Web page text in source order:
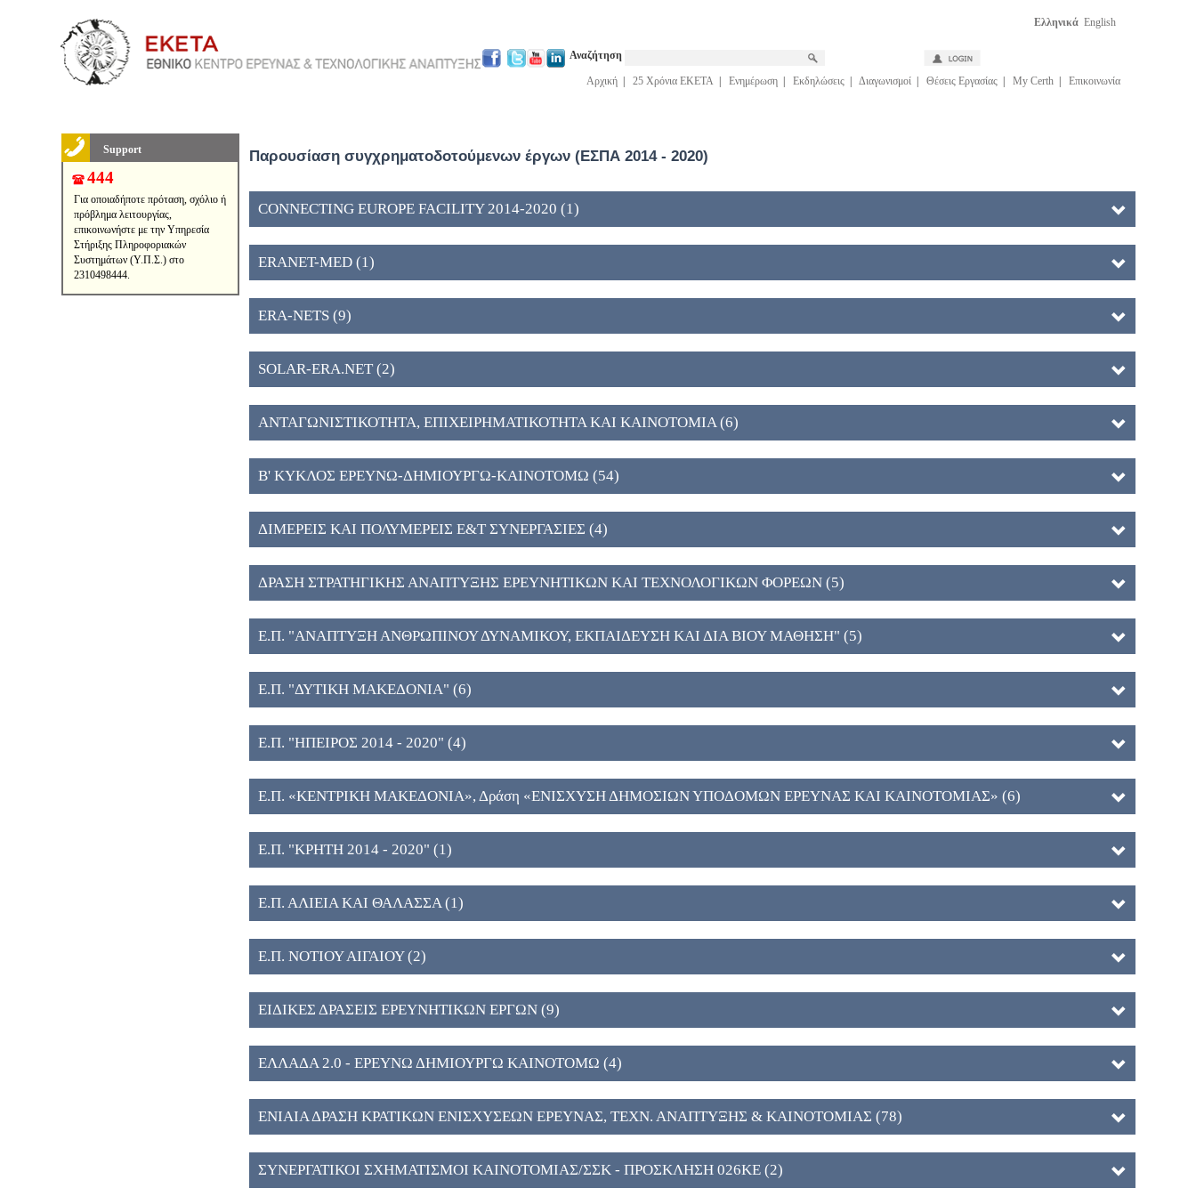
Ελληνικά English
Αναζήτηση
Αρχική| 25 Χρόνια ΕΚΕΤΑ| Ενημέρωση| Εκδηλώσεις| Διαγωνισμοί| Θέσεις Εργασίας| My Certh| Επικοινωνία
Support
444
Για οποιαδήποτε πρόταση, σχόλιο ή
πρόβλημα λειτουργίας,
επικοινωνήστε με την Υπηρεσία
Στήριξης Πληροφοριακών
Συστημάτων (Υ.Π.Σ.) στο
2310498444.
Παρουσίαση συγχρηματοδοτούμενων έργων (ΕΣΠΑ 2014 - 2020)
CONNECTING EUROPE FACILITY 2014-2020 (1)
ERANET-MED (1)
ERA-NETS (9)
SOLAR-ERA.NET (2)
ΑΝΤΑΓΩΝΙΣΤΙΚΟΤΗΤΑ, ΕΠΙΧΕΙΡΗΜΑΤΙΚΟΤΗΤΑ ΚΑΙ ΚΑΙΝΟΤΟΜΙΑ (6)
Β' ΚΥΚΛΟΣ ΕΡΕΥΝΩ-ΔΗΜΙΟΥΡΓΩ-ΚΑΙΝΟΤΟΜΩ (54)
ΔΙΜΕΡΕΙΣ ΚΑΙ ΠΟΛΥΜΕΡΕΙΣ Ε&Τ ΣΥΝΕΡΓΑΣΙΕΣ (4)
ΔΡΑΣΗ ΣΤΡΑΤΗΓΙΚΗΣ ΑΝΑΠΤΥΞΗΣ ΕΡΕΥΝΗΤΙΚΩΝ ΚΑΙ ΤΕΧΝΟΛΟΓΙΚΩΝ ΦΟΡΕΩΝ (5)
Ε.Π. "ΑΝΑΠΤΥΞΗ ΑΝΘΡΩΠΙΝΟΥ ΔΥΝΑΜΙΚΟΥ, ΕΚΠΑΙΔΕΥΣΗ ΚΑΙ ΔΙΑ ΒΙΟΥ ΜΑΘΗΣΗ" (5)
Ε.Π. "ΔΥΤΙΚΗ ΜΑΚΕΔΟΝΙΑ" (6)
Ε.Π. "ΗΠΕΙΡΟΣ 2014 - 2020" (4)
Ε.Π. «ΚΕΝΤΡΙΚΗ ΜΑΚΕΔΟΝΙΑ», Δράση «ΕΝΙΣΧΥΣΗ ΔΗΜΟΣΙΩΝ ΥΠΟΔΟΜΩΝ ΕΡΕΥΝΑΣ ΚΑΙ ΚΑΙΝΟΤΟΜΙΑΣ» (6)
Ε.Π. "ΚΡΗΤΗ 2014 - 2020" (1)
Ε.Π. ΑΛΙΕΙΑ ΚΑΙ ΘΑΛΑΣΣΑ (1)
Ε.Π. ΝΟΤΙΟΥ ΑΙΓΑΙΟΥ (2)
ΕΙΔΙΚΕΣ ΔΡΑΣΕΙΣ ΕΡΕΥΝΗΤΙΚΩΝ ΕΡΓΩΝ (9)
ΕΛΛΑΔΑ 2.0 - ΕΡΕΥΝΩ ΔΗΜΙΟΥΡΓΩ ΚΑΙΝΟΤΟΜΩ (4)
ΕΝΙΑΙΑ ΔΡΑΣΗ ΚΡΑΤΙΚΩΝ ΕΝΙΣΧΥΣΕΩΝ ΕΡΕΥΝΑΣ, ΤΕΧΝ. ΑΝΑΠΤΥΞΗΣ & ΚΑΙΝΟΤΟΜΙΑΣ (78)
ΣΥΝΕΡΓΑΤΙΚΟΙ ΣΧΗΜΑΤΙΣΜΟΙ ΚΑΙΝΟΤΟΜΙΑΣ/ΣΣΚ - ΠΡΟΣΚΛΗΣΗ 026ΚΕ (2)